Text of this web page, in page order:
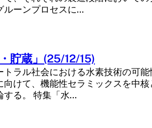
ルーンプロセスに…
貯蔵」(25/12/15)
ラル社会における水素技術の可能
けて、機能性セラミックスを中核
する。 特集「水…